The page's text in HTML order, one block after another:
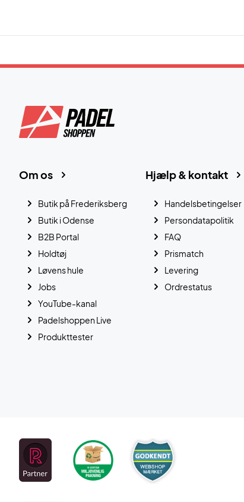
Hjælp & kontakt
Handelsbetingelser
Persondatapolitik
FAQ
Prismatch
Levering
Ordrestatus
Om os
Butik på Frederiksberg
Butik i Odense
B2B Portal
Holdtøj
Løvens hule
Jobs
YouTube-kanal
Padelshoppen Live
Produkttester